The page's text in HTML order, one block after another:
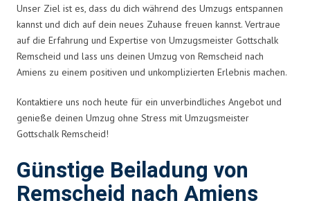
Unser Ziel ist es, dass du dich während des Umzugs entspannen
kannst und dich auf dein neues Zuhause freuen kannst. Vertraue
auf die Erfahrung und Expertise von Umzugsmeister Gottschalk
Remscheid und lass uns deinen Umzug von Remscheid nach
Amiens zu einem positiven und unkomplizierten Erlebnis machen.
Kontaktiere uns noch heute für ein unverbindliches Angebot und
genieße deinen Umzug ohne Stress mit Umzugsmeister
Gottschalk Remscheid!
Günstige Beiladung von
Remscheid nach Amiens